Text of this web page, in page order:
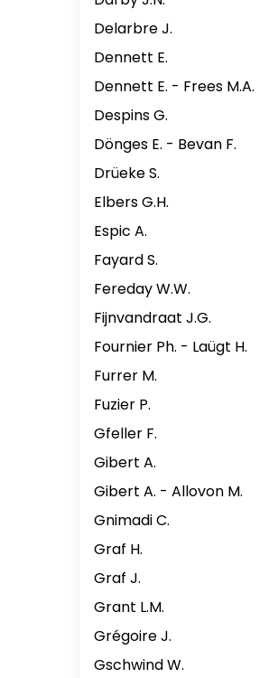
Delarbre J.
Dennett E.
Dennett E. - Frees M.A.
Despins G.
Dönges E. - Bevan F.
Drüeke S.
Elbers G.H.
Espic A.
Fayard S.
Fereday W.W.
Fijnvandraat J.G.
Fournier Ph. - Laügt H.
Furrer M.
Fuzier P.
Gfeller F.
Gibert A.
Gibert A. - Allovon M.
Gnimadi C.
Graf H.
Graf J.
Grant L.M.
Grégoire J.
Gschwind W.